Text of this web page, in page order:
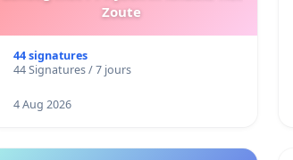
Zoute
44 signatures
44 Signatures / 7 jours
4 Aug 2026